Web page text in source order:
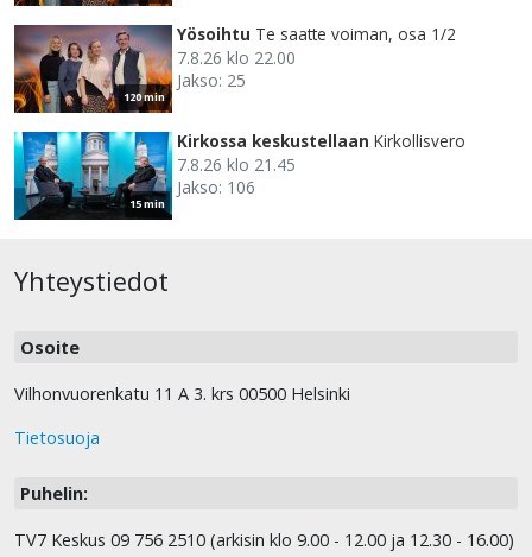
120 min
Yösoihtu Te saatte voiman, osa 1/2
7.8.26 klo 22.00
Jakso: 25
15 min
Kirkossa keskustellaan Kirkollisvero
7.8.26 klo 21.45
Jakso: 106
Yhteystiedot
Osoite
Vilhonvuorenkatu 11 A 3. krs 00500 Helsinki
Tietosuoja
Puhelin:
TV7 Keskus 09 756 2510 (arkisin klo 9.00 - 12.00 ja 12.30 - 16.00)